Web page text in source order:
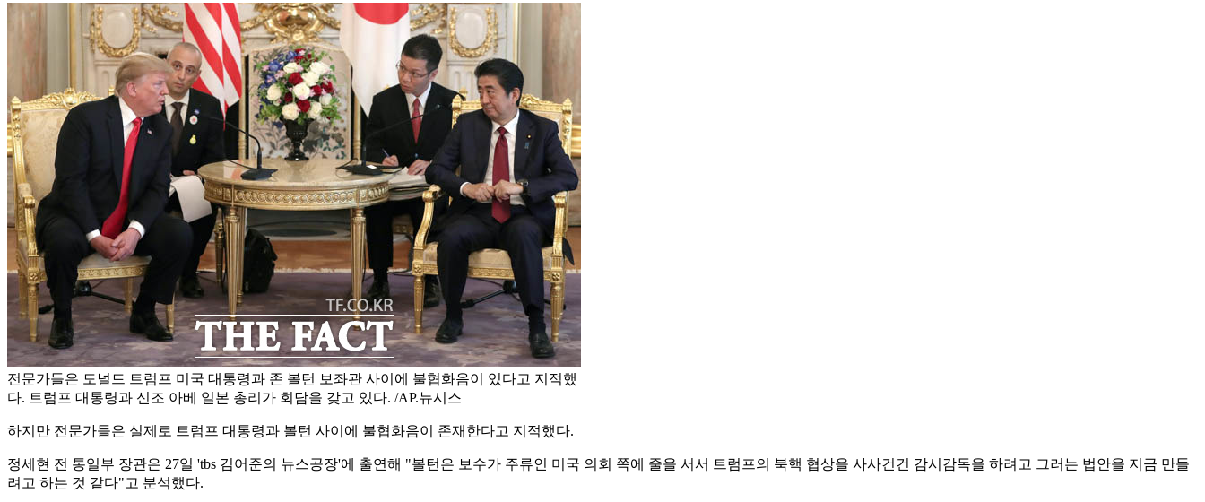
전문가들은 도널드 트럼프 미국 대통령과 존 볼턴 보좌관 사이에 불협화음이 있다고 지적했
다. 트럼프 대통령과 신조 아베 일본 총리가 회담을 갖고 있다. /AP.뉴시스
하지만 전문가들은 실제로 트럼프 대통령과 볼턴 사이에 불협화음이 존재한다고 지적했다.
정세현 전 통일부 장관은 27일 'tbs 김어준의 뉴스공장'에 출연해 "볼턴은 보수가 주류인 미국 의회 쪽에 줄을 서서 트럼프의 북핵 협상을 사사건건 감시감독을 하려고 그러는 법안을 지금 만들
려고 하는 것 같다"고 분석했다.
역할분담론에 대해서는 "하노이까지는 그렇게 써먹은 줄 알았다"면서도 "잠잠하던 볼턴이 갑자기 튀어나온 것으로 봐 이번에 일본에서 아베를 잘 부추겨서 트럼프의 발목을 잡으려고 했던 것
같다"고 부인했다.
김준형 한동대학교 국제관계학 교수는 <더팩트>와 통화에서 "입장을 분업화하는 것처럼 보이지는 않는다"며 "트럼프 대통령이 볼턴에게 배드캅 역할을 맡기는 것은 아닌 것 같다"고 설명했
다. 이어, "트럼프 대통령이 볼턴을 임명할 때는 그런 의미도 있었겠지만, 하노이 회담 결렬 이후에는 강경파가 미국 내에서 득세하는 것처럼 보인다"며 "너무 나갔을 때는 트럼프 대통령이 경
계를 그어주는 정도"라고 말했다.
그러면서 "볼턴 보좌관은 자기주장을 펼치는 것 같다"며 "협상이 어긋나면 곤란하니 트럼프가 볼턴 보좌관에게 훈수를 두는 정도"라고 덧붙였다.
한편 현재 일본을 방문 중인 트럼프 대통령은 6월 중 한국을 방문할 것으로 예정돼 한반도 비핵화 시계가 다시 작동할 수 있을지 주목된다.
jaewoopark@tf.co.kr
발로 뛰는 <더팩트>는 24시간 여러분의 제보를 기다립니다.
· 카카오톡: '더팩트제보' 검색
· 뉴스 홈페이지:https://talk.tf.co.kr/bbs/report/write
· 네이버 메인 더팩트 구독하고 [특종보자→]
· 그곳이 알고싶냐? [영상보기→]